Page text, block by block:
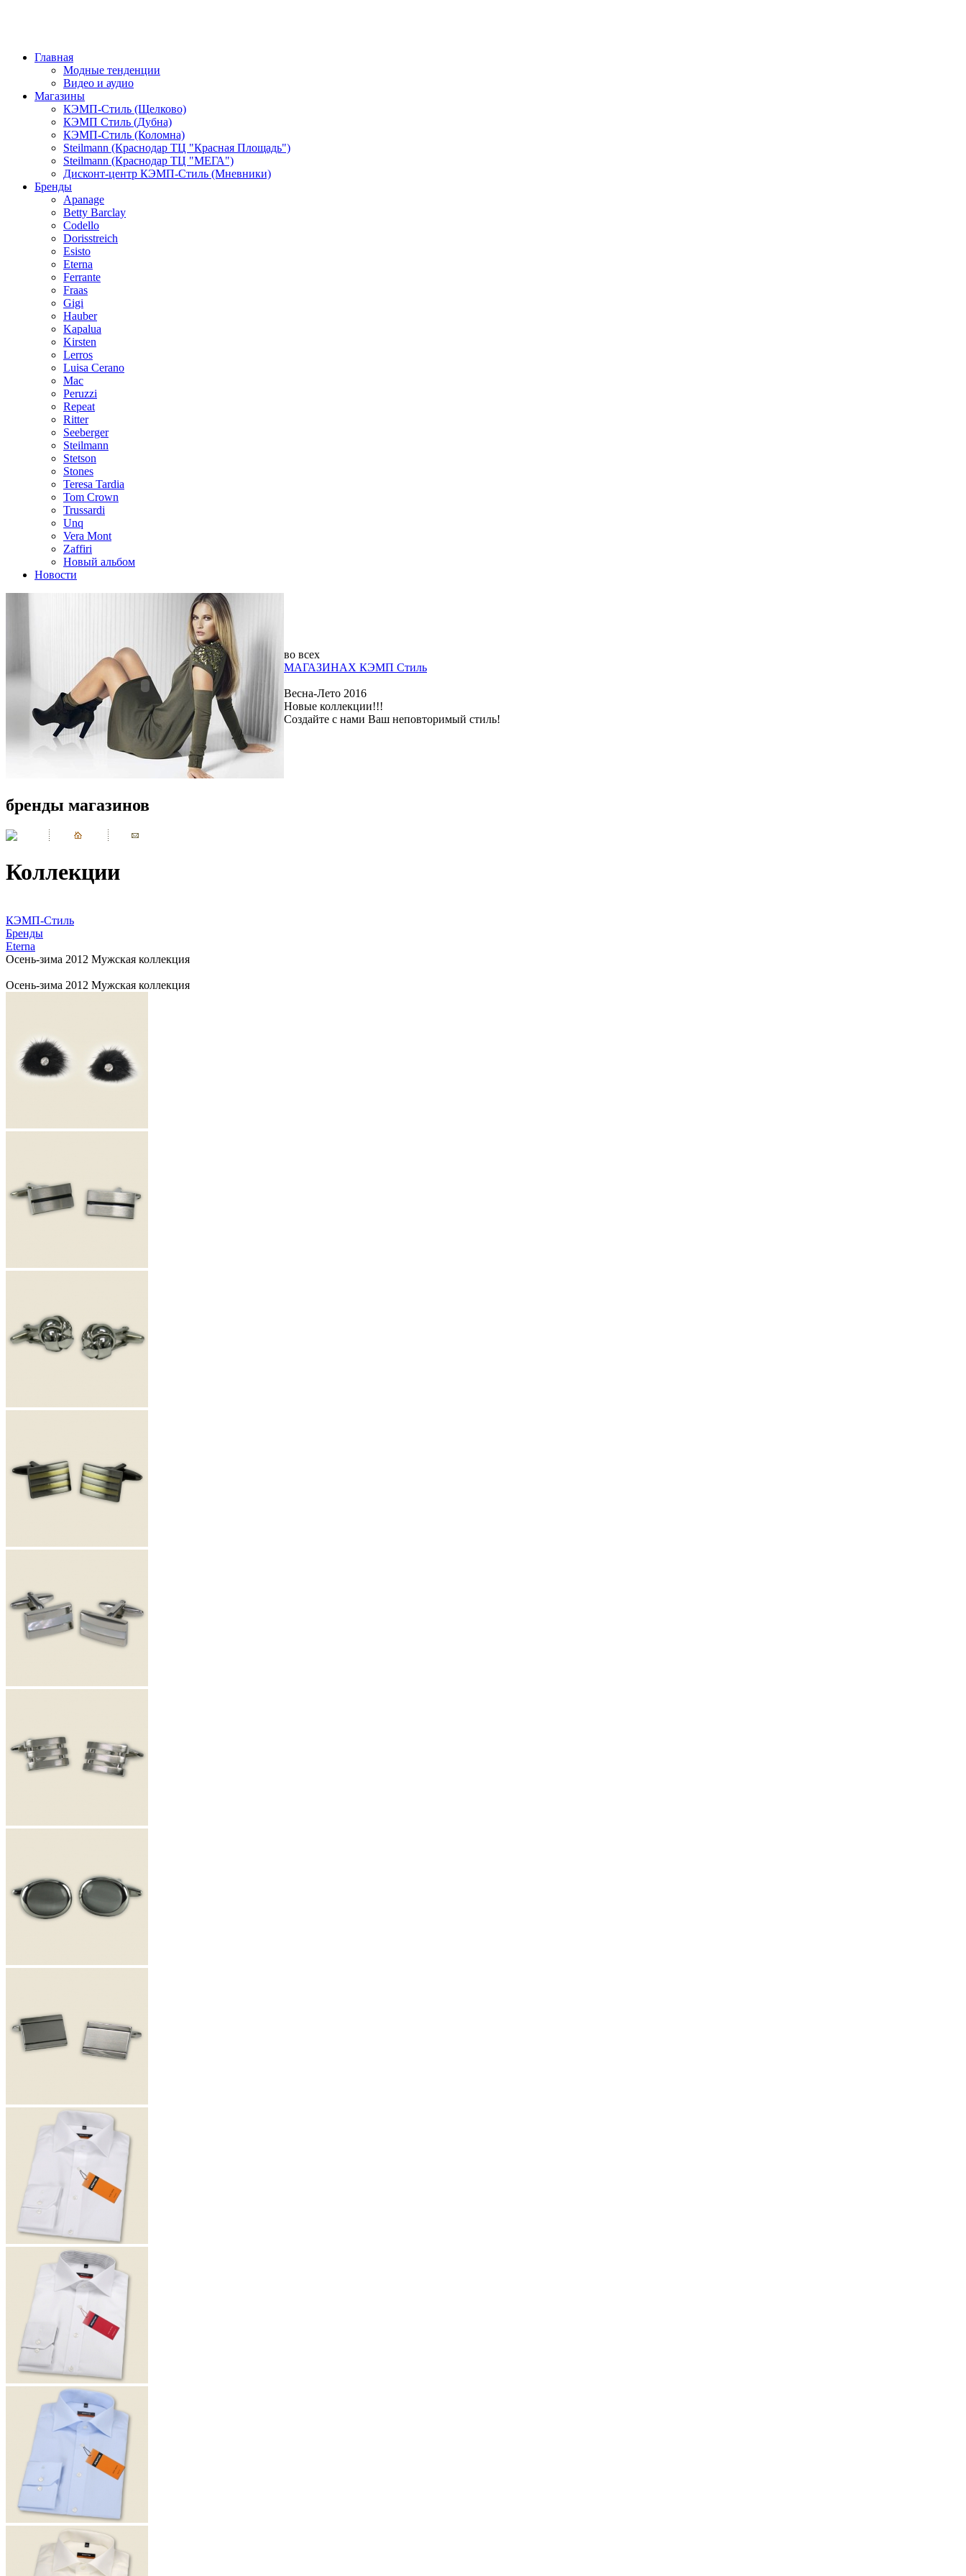
Главная
Модные тенденции
Видео и аудио
Магазины
КЭМП-Стиль (Щелково)
КЭМП Стиль (Дубна)
КЭМП-Стиль (Коломна)
Steilmann (Краснодар ТЦ "Красная Площадь")
Steilmann (Краснодар ТЦ "МЕГА")
Дисконт-центр КЭМП-Стиль (Мневники)
Бренды
Apanage
Betty Barclay
Codello
Dorisstreich
Esisto
Eterna
Ferrante
Fraas
Gigi
Hauber
Kapalua
Kirsten
Lerros
Luisa Cerano
Mac
Peruzzi
Repeat
Ritter
Seeberger
Steilmann
Stetson
Stones
Teresa Tardia
Tom Crown
Trussardi
Unq
Vera Mont
Zaffiri
Новый альбом
Новости
во всех
МАГАЗИНАХ КЭМП Стиль
Весна-Лето 2016
Новые коллекции!!!
Создайте с нами Ваш неповторимый стиль!
бренды магазинов
Коллекции
КЭМП-Стиль
Бренды
Eterna
Осень-зима 2012 Мужская коллекция
Осень-зима 2012 Мужская коллекция